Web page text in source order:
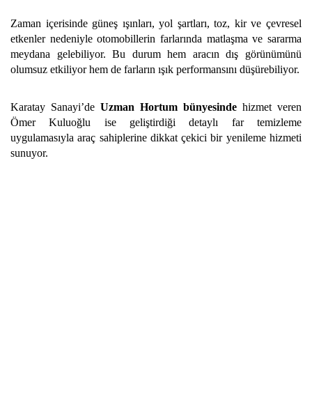
Zaman içerisinde güneş ışınları, yol şartları, toz, kir ve çevresel
etkenler nedeniyle otomobillerin farlarında matlaşma ve sararma
meydana gelebiliyor. Bu durum hem aracın dış görünümünü
olumsuz etkiliyor hem de farların ışık performansını düşürebiliyor.
Karatay Sanayi’de Uzman Hortum bünyesinde hizmet veren
Ömer Kuluoğlu ise geliştirdiği detaylı far temizleme
uygulamasıyla araç sahiplerine dikkat çekici bir yenileme hizmeti
sunuyor.